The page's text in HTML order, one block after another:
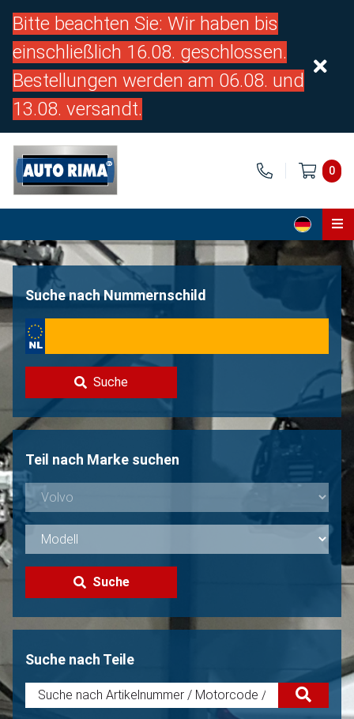
Bitte beachten Sie: Wir haben bis
einschließlich 16.08. geschlossen.
Bestellungen werden am 06.08. und
13.08. versandt.
0
Home
Über uns
Kontakt
Volvo Verkaufen?
Nicht gefunden?
Suche nach Nummernschild
Suche
Teil nach Marke suchen
Suche
Suche nach Teile